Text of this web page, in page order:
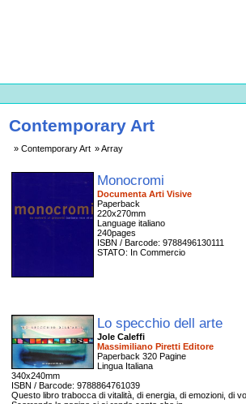
Contemporary Art
Contemporary Art Array
Monocromi
Documenta Arti Visive
Paperback
220x270mm
Language italiano
240pages
ISBN / Barcode: 9788496130111
STATO: In Commercio
Lo specchio dell arte
Jole Caleffi
Massimiliano Piretti Editore
Paperback 320 Pagine
Lingua Italiana
340x240mm
ISBN / Barcode: 9788864761039
Questo libro trabocca di vitalità, di energia, di emozioni, di